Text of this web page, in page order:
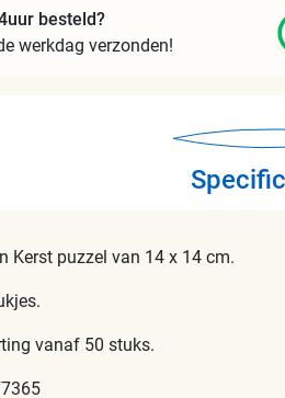
besteld?
werkdag verzonden!
Kerst puzzel van 14 x 14 cm.
vanaf 50 stuks.